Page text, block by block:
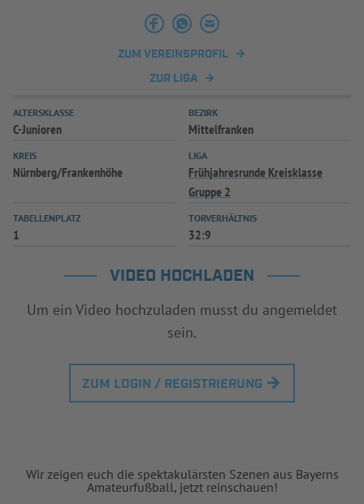
ZUM VEREINSPROFIL
ZUR LIGA
ALTERSKLASSE
C-Junioren
BEZIRK
Mittelfranken
KREIS
Nürnberg/Frankenhöhe
LIGA
Frühjahresrunde Kreisklasse
Gruppe 2
TABELLENPLATZ
1
TORVERHÄLTNIS
32:9
VIDEO HOCHLADEN
Um ein Video hochzuladen musst du angemeldet
sein.
ZUM LOGIN / REGISTRIERUNG
Wir zeigen euch die spektakulärsten Szenen aus Bayerns
Amateurfußball, jetzt reinschauen!